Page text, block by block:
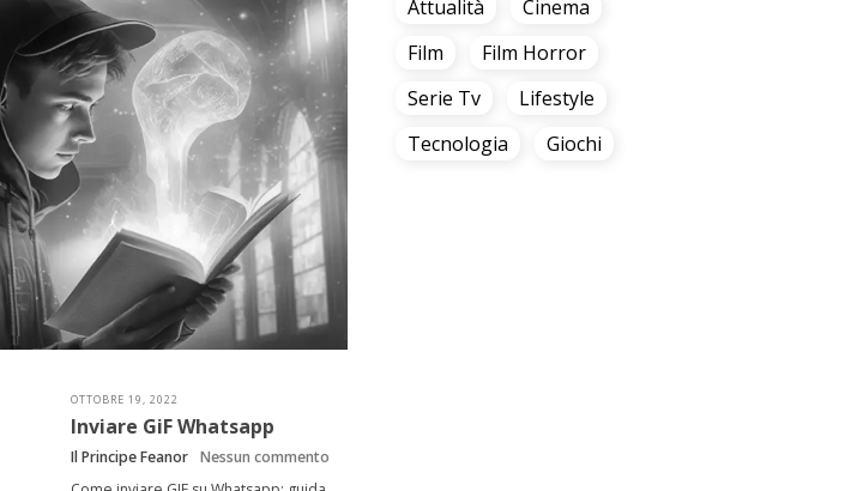
OTTOBRE 19, 2022
Inviare GiF Whatsapp
Il Principe Feanor
Nessun commento
Attualità
Cinema
Film
Film Horror
Serie Tv
Lifestyle
Tecnologia
Giochi